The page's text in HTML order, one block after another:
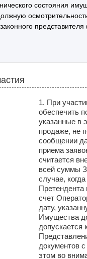
состояния
1. При
обеспечить
указанные в
продаже, не
сообщении
приема
считается
всей суммы
случае,
Претендента
счет
дату,
Имущества
допускается
документов
этом во